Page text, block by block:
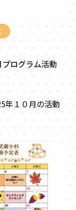
プログラム活動
年１０月の活動